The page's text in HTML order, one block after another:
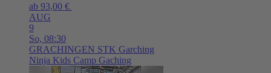
ab 93,00 €
AUG
9
So, 08:30
GRACHINGEN STK Garching
Ninja Kids Camp Gaching